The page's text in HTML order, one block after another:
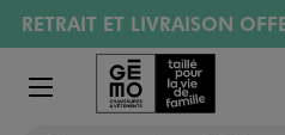
Aller au contenu principal
Aller à la navigation
RETRAIT ET LIVRAISON
Retours OFFERTSpendant 30
PAYEZ EN 3x SANS FRAIS
Afficher le menu